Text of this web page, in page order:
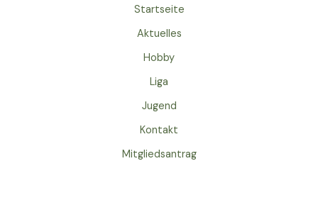
Startseite
Aktuelles
Hobby
Liga
Jugend
Kontakt
Mitgliedsantrag